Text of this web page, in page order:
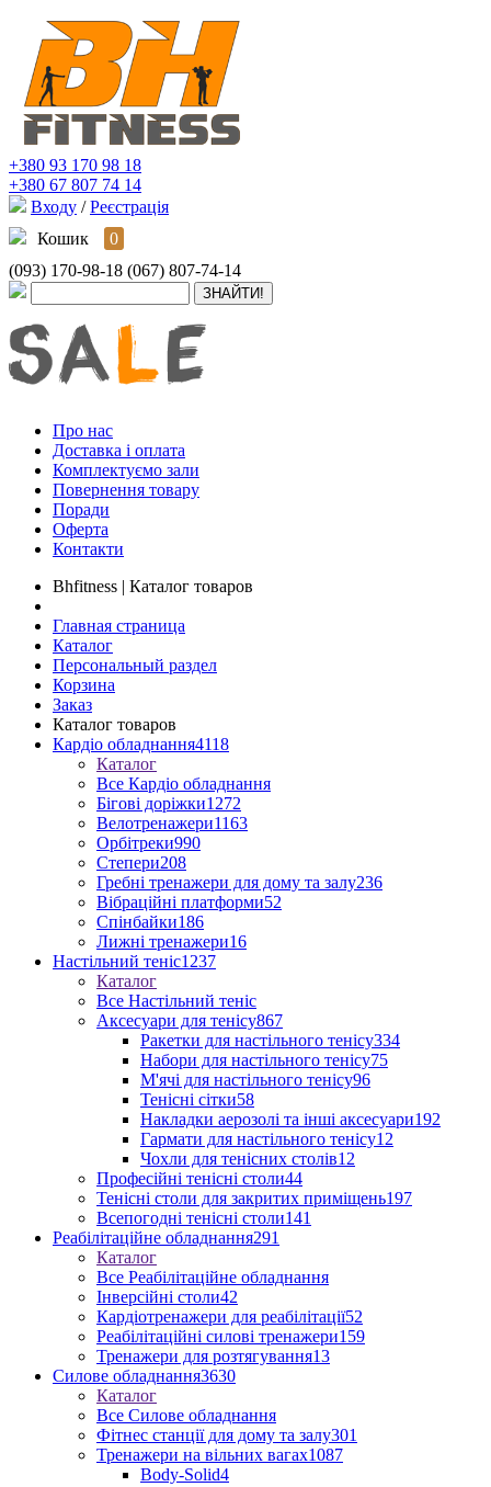
+380 93 170 98 18
+380 67 807 74 14
Входу / Реєстрація
Кошик
0
(093) 170-98-18 (067) 807-74-14
Про нас
Доставка і оплата
Комплектуємо зали
Повернення товару
Поради
Оферта
Контакти
Bhfitness | Каталог товаров
Главная страница
Каталог
Персональный раздел
Корзина
Заказ
Каталог товаров
Кардіо обладнання4118
Каталог
Все Кардіо обладнання
Бігові доріжки1272
Велотренажери1163
Орбітреки990
Степери208
Гребні тренажери для дому та залу236
Вібраційні платформи52
Спінбайки186
Лижні тренажери16
Настільний теніс1237
Каталог
Все Настільний теніс
Аксесуари для тенісу867
Ракетки для настільного тенісу334
Набори для настільного тенісу75
М'ячі для настільного тенісу96
Тенісні сітки58
Накладки аерозолі та інші аксесуари192
Гармати для настільного тенісу12
Чохли для тенісних столів12
Професійні тенісні столи44
Тенісні столи для закритих приміщень197
Всепогодні тенісні столи141
Реабілітаційне обладнання291
Каталог
Все Реабілітаційне обладнання
Інверсійні столи42
Кардіотренажери для реабілітації52
Реабілітаційні силові тренажери159
Тренажери для розтягування13
Силове обладнання3630
Каталог
Все Силове обладнання
Фітнес станції для дому та залу301
Тренажери на вільних вагах1087
Body-Solid4